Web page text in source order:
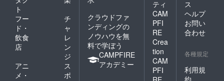
ト
フー
ド・
飲食
店
チ
ャ
レ
ン
ジ
アニ
メ・
ス
ポ
クラウドファ
ンディングの
ノウハウを無
料で学ぼう
CAMPFIRE
アカデミー
ティ
CAM
PFI
RE
Crea
tion
CAM
PFI
ス
ヘルプ
お問い
合わせ
各種規定
利用規